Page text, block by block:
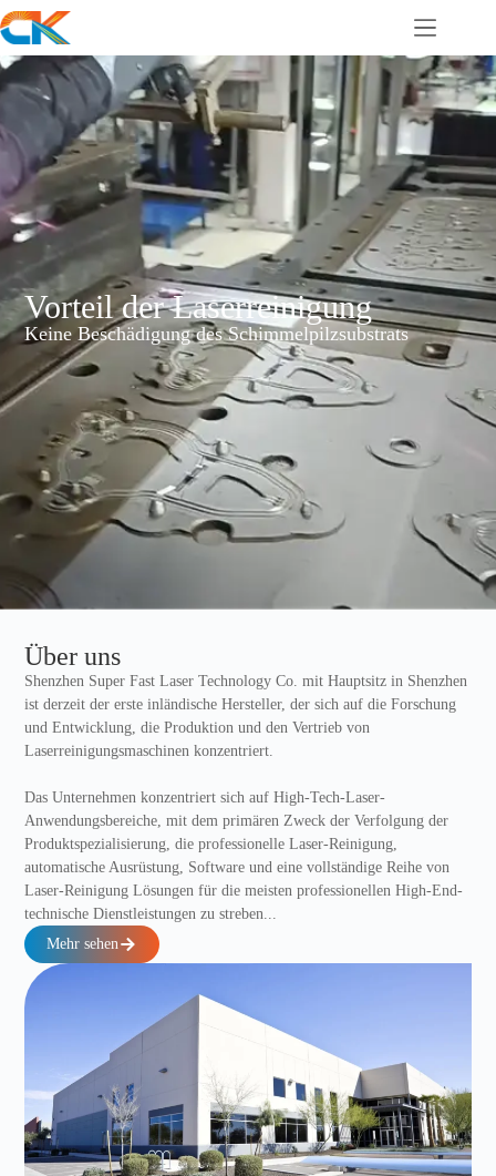
Vorteil der Laserreinigung
Keine Beschädigung des Schimmelpilzsubstrats
Über uns
Shenzhen Super Fast Laser Technology Co. mit Hauptsitz in Shenzhen
ist derzeit der erste inländische Hersteller, der sich auf die Forschung
und Entwicklung, die Produktion und den Vertrieb von
Laserreinigungsmaschinen konzentriert.
Das Unternehmen konzentriert sich auf High-Tech-Laser-
Anwendungsbereiche, mit dem primären Zweck der Verfolgung der
Produktspezialisierung, die professionelle Laser-Reinigung,
automatische Ausrüstung, Software und eine vollständige Reihe von
Laser-Reinigung Lösungen für die meisten professionellen High-End-
technische Dienstleistungen zu streben...
Mehr sehen